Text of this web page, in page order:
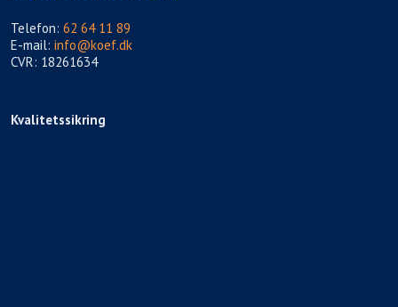
Telefon: 62 64 11 89
E-mail: info@koef.dk
CVR: 18261634
Kvalitetssikring​